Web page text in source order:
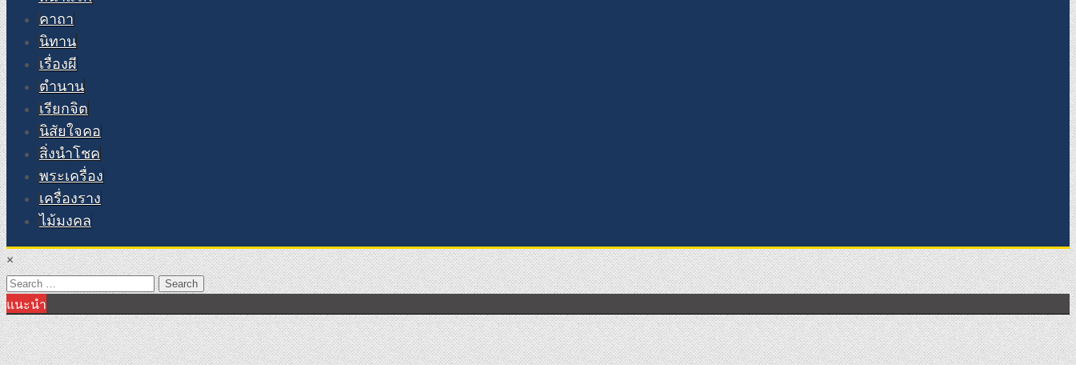
คาถา
นิทาน
เรื่องผี
ตำนาน
เรียกจิต
นิสัยใจคอ
สิ่งนำโชค
พระเครื่อง
เครื่องราง
ไม้มงคล
×
Search
for:
แนะนำ